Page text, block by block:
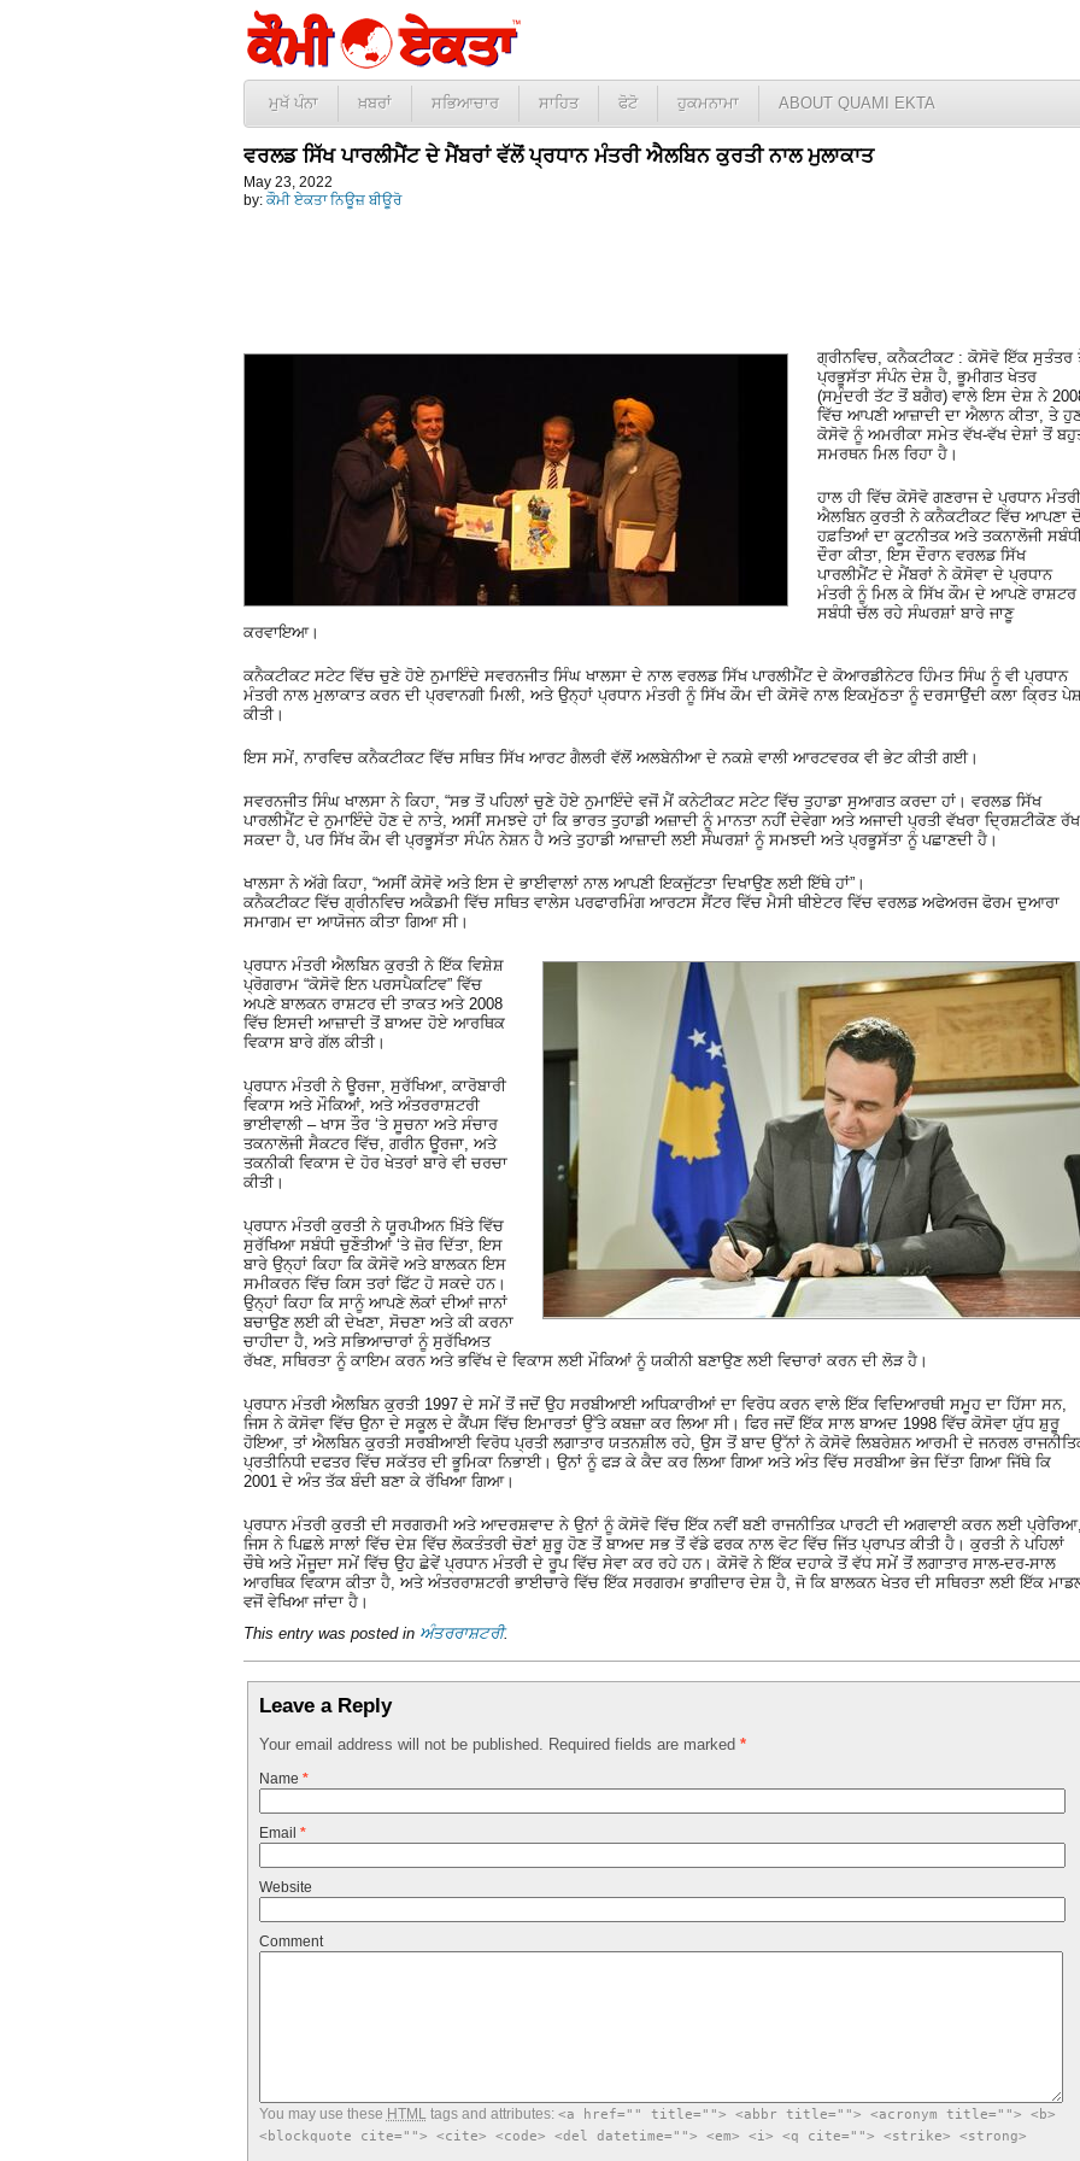
ਮੁਖੱ ਪੰਨਾ ਖ਼ਬਰਾਂ ਸਭਿਆਚਾਰ ਸਾਹਿਤ ਫੋਟੋ ਹੁਕਮਨਾਮਾ ABOUT QUAMI EKTA
ਵਰਲਡ ਸਿੱਖ ਪਾਰਲੀਮੈਂਟ ਦੇ ਮੈਂਬਰਾਂ ਵੱਲੋਂ ਪ੍ਰਧਾਨ ਮੰਤਰੀ ਐਲਬਿਨ ਕੁਰਤੀ ਨਾਲ ਮੁਲਾਕਾਤ
May 23, 2022
by: ਕੌਮੀ ਏਕਤਾ ਨਿਊਜ਼ ਬੀਊਰੋ
ਗ੍ਰੀਨਵਿਚ, ਕਨੈਕਟੀਕਟ : ਕੋਸੋਵੋ ਇੱਕ ਸੁਤੰਤਰ
ਪ੍ਰਭੂਸੱਤਾ ਸੰਪੰਨ ਦੇਸ਼ ਹੈ, ਭੂਮੀਗਤ ਖੇਤਰ
(ਸਮੁੰਦਰੀ ਤੱਟ ਤੋਂ ਬਗੈਰ) ਵਾਲੇ ਇਸ ਦੇਸ਼ ਨੇ
ਵਿੱਚ ਆਪਣੀ ਆਜ਼ਾਦੀ ਦਾ ਐਲਾਨ ਕੀਤਾ, ਤੇ
ਕੋਸੋਵੋ ਨੂੰ ਅਮਰੀਕਾ ਸਮੇਤ ਵੱਖ-ਵੱਖ ਦੇਸ਼ਾਂ ਤੋਂ
ਸਮਰਥਨ ਮਿਲ ਰਿਹਾ ਹੈ।
ਹਾਲ ਹੀ ਵਿੱਚ ਕੋਸੋਵੋ ਗਣਰਾਜ ਦੇ ਪ੍ਰਧਾਨ ਮੰਤਰੀ
ਐਲਬਿਨ ਕੁਰਤੀ ਨੇ ਕਨੈਕਟੀਕਟ ਵਿੱਚ ਆਪਣਾ
ਹਫ਼ਤਿਆਂ ਦਾ ਕੂਟਨੀਤਕ ਅਤੇ ਤਕਨਾਲੋਜੀ
ਦੌਰਾ ਕੀਤਾ, ਇਸ ਦੌਰਾਨ ਵਰਲਡ ਸਿੱਖ
ਪਾਰਲੀਮੈਂਟ ਦੇ ਮੈਂਬਰਾਂ ਨੇ ਕੋਸੋਵਾ ਦੇ ਪ੍ਰਧਾਨ
ਮੰਤਰੀ ਨੂੰ ਮਿਲ ਕੇ ਸਿੱਖ ਕੌਮ ਦੇ ਆਪਣੇ ਰਾਸ਼ਟਰ
ਸਬੰਧੀ ਚੱਲ ਰਹੇ ਸੰਘਰਸ਼ਾਂ ਬਾਰੇ ਜਾਣੂ
ਕਰਵਾਇਆ।
ਕਨੈਕਟੀਕਟ ਸਟੇਟ ਵਿੱਚ ਚੁਣੇ ਹੋਏ ਨੁਮਾਇੰਦੇ ਸਵਰਨਜੀਤ ਸਿੰਘ ਖਾਲਸਾ ਦੇ ਨਾਲ ਵਰਲਡ ਸਿੱਖ ਪਾਰਲੀਮੈਂਟ ਦੇ ਕੋਆਰਡੀਨੇਟਰ ਹਿੰਮਤ ਸਿੰਘ ਨੂੰ ਵੀ ਪ੍ਰਧਾਨ
ਮੰਤਰੀ ਨਾਲ ਮੁਲਾਕਾਤ ਕਰਨ ਦੀ ਪ੍ਰਵਾਨਗੀ ਮਿਲੀ, ਅਤੇ ਉਨ੍ਹਾਂ ਪ੍ਰਧਾਨ ਮੰਤਰੀ ਨੂੰ ਸਿੱਖ ਕੌਮ ਦੀ ਕੋਸੋਵੋ ਨਾਲ ਇਕਮੁੱਠਤਾ ਨੂੰ ਦਰਸਾਉਂਦੀ ਕਲਾ ਕ੍ਰਿਤ
ਕੀਤੀ।
ਇਸ ਸਮੇਂ, ਨਾਰਵਿਚ ਕਨੈਕਟੀਕਟ ਵਿੱਚ ਸਥਿਤ ਸਿੱਖ ਆਰਟ ਗੈਲਰੀ ਵੱਲੋਂ ਅਲਬੇਨੀਆ ਦੇ ਨਕਸ਼ੇ ਵਾਲੀ ਆਰਟਵਰਕ ਵੀ ਭੇਟ ਕੀਤੀ ਗਈ।
ਸਵਰਨਜੀਤ ਸਿੰਘ ਖਾਲਸਾ ਨੇ ਕਿਹਾ, “ਸਭ ਤੋਂ ਪਹਿਲਾਂ ਚੁਣੇ ਹੋਏ ਨੁਮਾਇੰਦੇ ਵਜੋਂ ਮੈਂ ਕਨੇਟੀਕਟ ਸਟੇਟ ਵਿੱਚ ਤੁਹਾਡਾ ਸੁਆਗਤ ਕਰਦਾ ਹਾਂ। ਵਰਲਡ ਸਿੱਖ
ਪਾਰਲੀਮੈਂਟ ਦੇ ਨੁਮਾਇੰਦੇ ਹੋਣ ਦੇ ਨਾਤੇ, ਅਸੀਂ ਸਮਝਦੇ ਹਾਂ ਕਿ ਭਾਰਤ ਤੁਹਾਡੀ ਅਜ਼ਾਦੀ ਨੂੰ ਮਾਨਤਾ ਨਹੀਂ ਦੇਵੇਗਾ ਅਤੇ ਅਜਾਦੀ ਪ੍ਰਤੀ ਵੱਖਰਾ ਦ੍ਰਿਸ਼ਟੀਕੋਣ ਰੱਖ
ਸਕਦਾ ਹੈ, ਪਰ ਸਿੱਖ ਕੌਮ ਵੀ ਪ੍ਰਭੂਸੱਤਾ ਸੰਪੰਨ ਨੇਸ਼ਨ ਹੈ ਅਤੇ ਤੁਹਾਡੀ ਆਜ਼ਾਦੀ ਲਈ ਸੰਘਰਸ਼ਾਂ ਨੂੰ ਸਮਝਦੀ ਅਤੇ ਪ੍ਰਭੂਸੱਤਾ ਨੂੰ ਪਛਾਣਦੀ ਹੈ।
ਖਾਲਸਾ ਨੇ ਅੱਗੇ ਕਿਹਾ, “ਅਸੀਂ ਕੋਸੋਵੋ ਅਤੇ ਇਸ ਦੇ ਭਾਈਵਾਲਾਂ ਨਾਲ ਆਪਣੀ ਇਕਜੁੱਟਤਾ ਦਿਖਾਉਣ ਲਈ ਇੱਥੇ ਹਾਂ”।
ਕਨੈਕਟੀਕਟ ਵਿੱਚ ਗ੍ਰੀਨਵਿਚ ਅਕੈਡਮੀ ਵਿੱਚ ਸਥਿਤ ਵਾਲੇਸ ਪਰਫਾਰਮਿੰਗ ਆਰਟਸ ਸੈਂਟਰ ਵਿੱਚ ਮੈਸੀ ਥੀਏਟਰ ਵਿੱਚ ਵਰਲਡ ਅਫੇਅਰਜ ਫੋਰਮ ਦੁਆਰਾ
ਸਮਾਗਮ ਦਾ ਆਯੋਜਨ ਕੀਤਾ ਗਿਆ ਸੀ।
ਪ੍ਰਧਾਨ ਮੰਤਰੀ ਐਲਬਿਨ ਕੁਰਤੀ ਨੇ ਇੱਕ ਵਿਸ਼ੇਸ਼
ਪ੍ਰੋਗਰਾਮ “ਕੋਸੋਵੋ ਇਨ ਪਰਸਪੈਕਟਿਵ” ਵਿੱਚ
ਅਪਣੇ ਬਾਲਕਨ ਰਾਸ਼ਟਰ ਦੀ ਤਾਕਤ ਅਤੇ 2008
ਵਿੱਚ ਇਸਦੀ ਆਜ਼ਾਦੀ ਤੋਂ ਬਾਅਦ ਹੋਏ ਆਰਥਿਕ
ਵਿਕਾਸ ਬਾਰੇ ਗੱਲ ਕੀਤੀ।
ਪ੍ਰਧਾਨ ਮੰਤਰੀ ਨੇ ਊਰਜਾ, ਸੁਰੱਖਿਆ, ਕਾਰੋਬਾਰੀ
ਵਿਕਾਸ ਅਤੇ ਮੌਕਿਆਂ, ਅਤੇ ਅੰਤਰਰਾਸ਼ਟਰੀ
ਭਾਈਵਾਲੀ – ਖਾਸ ਤੌਰ ‘ਤੇ ਸੂਚਨਾ ਅਤੇ ਸੰਚਾਰ
ਤਕਨਾਲੋਜੀ ਸੈਕਟਰ ਵਿੱਚ, ਗਰੀਨ ਊਰਜਾ, ਅਤੇ
ਤਕਨੀਕੀ ਵਿਕਾਸ ਦੇ ਹੋਰ ਖੇਤਰਾਂ ਬਾਰੇ ਵੀ ਚਰਚਾ
ਕੀਤੀ।
ਪ੍ਰਧਾਨ ਮੰਤਰੀ ਕੁਰਤੀ ਨੇ ਯੂਰਪੀਅਨ ਖ਼ਿੱਤੇ ਵਿੱਚ
ਸੁਰੱਖਿਆ ਸਬੰਧੀ ਚੁਣੌਤੀਆਂ ‘ਤੇ ਜ਼ੋਰ ਦਿੱਤਾ, ਇਸ
ਬਾਰੇ ਉਨ੍ਹਾਂ ਕਿਹਾ ਕਿ ਕੋਸੋਵੋ ਅਤੇ ਬਾਲਕਨ ਇਸ
ਸਮੀਕਰਨ ਵਿੱਚ ਕਿਸ ਤਰਾਂ ਫਿੱਟ ਹੋ ਸਕਦੇ ਹਨ।
ਉਨ੍ਹਾਂ ਕਿਹਾ ਕਿ ਸਾਨੂੰ ਆਪਣੇ ਲੋਕਾਂ ਦੀਆਂ ਜਾਨਾਂ
ਬਚਾਉਣ ਲਈ ਕੀ ਦੇਖਣਾ, ਸੋਚਣਾ ਅਤੇ ਕੀ ਕਰਨਾ
ਚਾਹੀਦਾ ਹੈ, ਅਤੇ ਸਭਿਆਚਾਰਾਂ ਨੂੰ ਸੁਰੱਖਿਅਤ
ਰੱਖਣ, ਸਥਿਰਤਾ ਨੂੰ ਕਾਇਮ ਕਰਨ ਅਤੇ ਭਵਿੱਖ ਦੇ ਵਿਕਾਸ ਲਈ ਮੌਕਿਆਂ ਨੂੰ ਯਕੀਨੀ ਬਣਾਉਣ ਲਈ ਵਿਚਾਰਾਂ ਕਰਨ ਦੀ ਲੋੜ ਹੈ।
ਪ੍ਰਧਾਨ ਮੰਤਰੀ ਐਲਬਿਨ ਕੁਰਤੀ 1997 ਦੇ ਸਮੇਂ ਤੋਂ ਜਦੋਂ ਉਹ ਸਰਬੀਆਈ ਅਧਿਕਾਰੀਆਂ ਦਾ ਵਿਰੋਧ ਕਰਨ ਵਾਲੇ ਇੱਕ ਵਿਦਿਆਰਥੀ ਸਮੂਹ ਦਾ ਹਿੱਸਾ ਸਨ,
ਜਿਸ ਨੇ ਕੋਸੋਵਾ ਵਿੱਚ ਉਨਾ ਦੇ ਸਕੂਲ ਦੇ ਕੈਂਪਸ ਵਿੱਚ ਇਮਾਰਤਾਂ ਉੱਤੇ ਕਬਜ਼ਾ ਕਰ ਲਿਆ ਸੀ। ਫਿਰ ਜਦੋਂ ਇੱਕ ਸਾਲ ਬਾਅਦ 1998 ਵਿੱਚ ਕੋਸੋਵਾ ਯੁੱਧ ਸ਼ੁਰੂ
ਹੋਇਆ, ਤਾਂ ਐਲਬਿਨ ਕੁਰਤੀ ਸਰਬੀਆਈ ਵਿਰੋਧ ਪ੍ਰਤੀ ਲਗਾਤਾਰ ਯਤਨਸ਼ੀਲ ਰਹੇ, ਉਸ ਤੋਂ ਬਾਦ ਉੱਨਾਂ ਨੇ ਕੋਸੋਵੋ ਲਿਬਰੇਸ਼ਨ ਆਰਮੀ ਦੇ ਜਨਰਲ
ਪ੍ਰਤੀਨਿਧੀ ਦਫਤਰ ਵਿੱਚ ਸਕੱਤਰ ਦੀ ਭੂਮਿਕਾ ਨਿਭਾਈ। ਉਨਾਂ ਨੂੰ ਫੜ ਕੇ ਕੈਦ ਕਰ ਲਿਆ ਗਿਆ ਅਤੇ ਅੰਤ ਵਿੱਚ ਸਰਬੀਆ ਭੇਜ ਦਿੱਤਾ ਗਿਆ ਜਿੱਥੇ ਕਿ
2001 ਦੇ ਅੰਤ ਤੱਕ ਬੰਦੀ ਬਣਾ ਕੇ ਰੱਖਿਆ ਗਿਆ।
ਪ੍ਰਧਾਨ ਮੰਤਰੀ ਕੁਰਤੀ ਦੀ ਸਰਗਰਮੀ ਅਤੇ ਆਦਰਸ਼ਵਾਦ ਨੇ ਉਨਾਂ ਨੂੰ ਕੋਸੋਵੋ ਵਿੱਚ ਇੱਕ ਨਵੀਂ ਬਣੀ ਰਾਜਨੀਤਿਕ ਪਾਰਟੀ ਦੀ ਅਗਵਾਈ ਕਰਨ ਲਈ
ਜਿਸ ਨੇ ਪਿਛਲੇ ਸਾਲਾਂ ਵਿੱਚ ਦੇਸ਼ ਵਿੱਚ ਲੋਕਤੰਤਰੀ ਚੋਣਾਂ ਸ਼ੁਰੂ ਹੋਣ ਤੋਂ ਬਾਅਦ ਸਭ ਤੋਂ ਵੱਡੇ ਫਰਕ ਨਾਲ ਵੋਟ ਵਿੱਚ ਜਿੱਤ ਪ੍ਰਾਪਤ ਕੀਤੀ ਹੈ। ਕੁਰਤੀ ਨੇ ਪਹਿਲਾਂ
ਚੌਥੇ ਅਤੇ ਮੌਜੂਦਾ ਸਮੇਂ ਵਿੱਚ ਉਹ ਛੇਵੇਂ ਪ੍ਰਧਾਨ ਮੰਤਰੀ ਦੇ ਰੂਪ ਵਿੱਚ ਸੇਵਾ ਕਰ ਰਹੇ ਹਨ। ਕੋਸੋਵੋ ਨੇ ਇੱਕ ਦਹਾਕੇ ਤੋਂ ਵੱਧ ਸਮੇਂ ਤੋਂ ਲਗਾਤਾਰ ਸਾਲ-ਦਰ-ਸਾਲ
ਆਰਥਿਕ ਵਿਕਾਸ ਕੀਤਾ ਹੈ, ਅਤੇ ਅੰਤਰਰਾਸ਼ਟਰੀ ਭਾਈਚਾਰੇ ਵਿੱਚ ਇੱਕ ਸਰਗਰਮ ਭਾਗੀਦਾਰ ਦੇਸ਼ ਹੈ, ਜੋ ਕਿ ਬਾਲਕਨ ਖੇਤਰ ਦੀ ਸਥਿਰਤਾ ਲਈ ਇੱਕ
ਵਜੋਂ ਵੇਖਿਆ ਜਾਂਦਾ ਹੈ।
This entry was posted in ਅੰਤਰਰਾਸ਼ਟਰੀ.
Leave a Reply
Your email address will not be published. Required fields are marked *
Name *
Email *
Website
Comment
You may use these HTMLtags and attributes: <a href="" title=""> <abbr title=""> <acronym title=""> <b>
<blockquote cite=""> <cite> <code> <del datetime=""> <em> <i> <q cite=""> <strike> <strong>